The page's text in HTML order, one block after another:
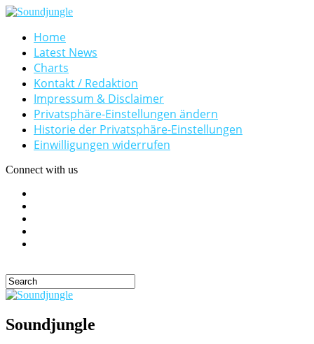
Home
Latest News
Charts
Kontakt / Redaktion
Impressum & Disclaimer
Privatsphäre-Einstellungen ändern
Historie der Privatsphäre-Einstellungen
Einwilligungen widerrufen
Connect with us
Soundjungle